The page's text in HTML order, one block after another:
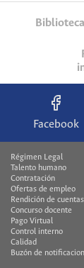
Facebook
Régimen Legal
Talento humano
Contratación
Ofertas de empleo
Rendición de cuentas
Concurso docente
Pago Virtual
Control interno
Calidad
Buzón de